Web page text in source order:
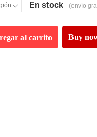
 En stock (envío
al carrito Buy